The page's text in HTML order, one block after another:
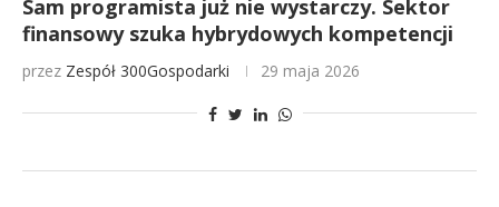
Sam programista już nie wystarczy. Sektor
finansowy szuka hybrydowych kompetencji
przez Zespół 300Gospodarki 29 maja 2026